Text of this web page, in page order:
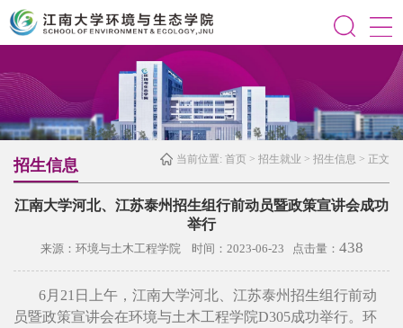
当前位置: 首页 > 招生就业 > 招生信息 > 正文
招生信息
江南大学河北、江苏泰州招生组行前动员暨政策宣讲会成功
举行
来源：环境与土木工程学院 时间：2023-06-23 点击量： 438
6月21日上午，江南大学河北、江苏泰州招生组行前动
员暨政策宣讲会在环境与土木工程学院D305成功举行。环